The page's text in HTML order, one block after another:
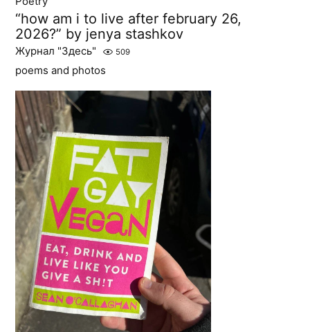
“how am i to live after february 26,
2026?” by jenya stashkov
Журнал "Здесь" 509
poems and photos